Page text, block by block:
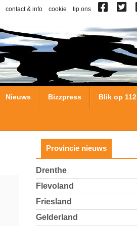
contact & info cookie tip ons
Nieuws Bizzpress Blik op 112
Provincie nieuws
Drenthe
Flevoland
Friesland
Gelderland